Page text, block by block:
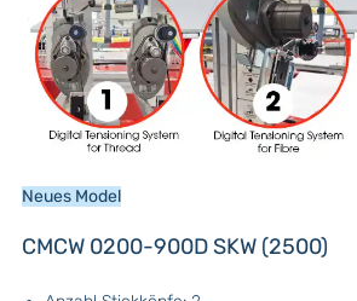
Neues Model
CMCW 0200-900D SKW (2500)